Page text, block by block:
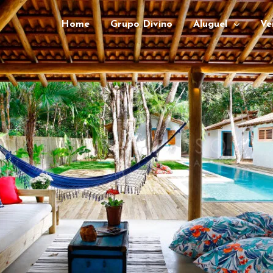
Home Grupo Divino Aluguel